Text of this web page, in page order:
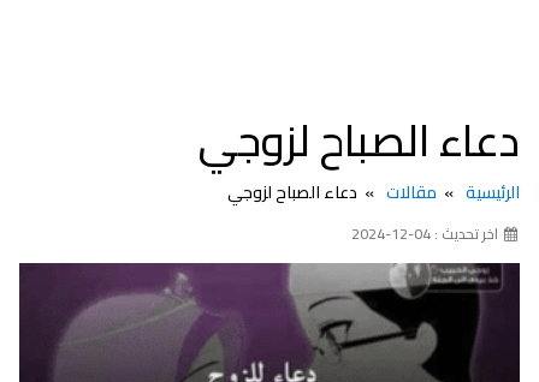
دعاء الصباح لزوجي
الرئيسية مقالات دعاء الصباح لزوجي
اخر تحديث : 04-12-2024